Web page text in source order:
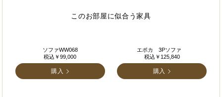
このお部屋に似合う家具
ソファWW068
税込￥99,000
購入
エポカ 3Pソファ
税込￥125,840
購入